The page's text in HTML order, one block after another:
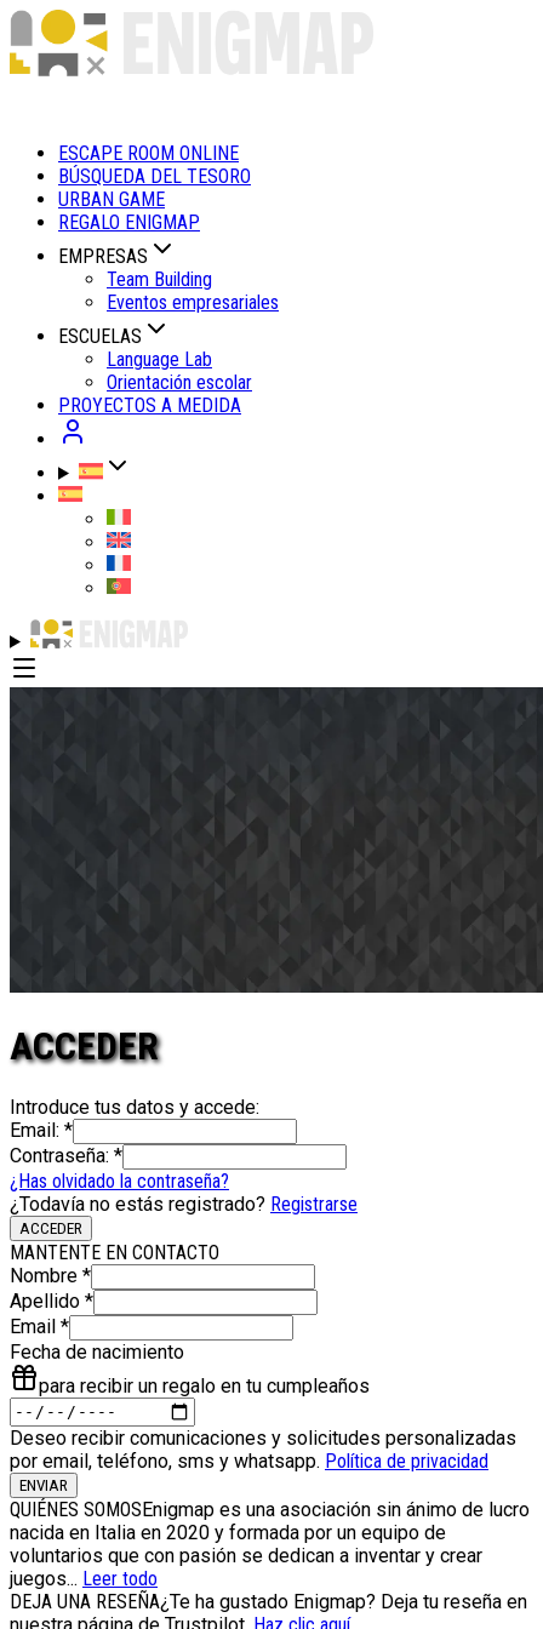
ESCAPE ROOM ONLINE
BÚSQUEDA DEL TESORO
URBAN GAME
REGALO ENIGMAP
EMPRESAS
Team Building
Eventos empresariales
ESCUELAS
Language Lab
Orientación escolar
PROYECTOS A MEDIDA
ACCEDER
Introduce tus datos y accede:
Email: *
Contraseña: *
¿Has olvidado la contraseña?
¿Todavía no estás registrado? Registrarse
ACCEDER
MANTENTE EN CONTACTO
Nombre *
Apellido *
Email *
Fecha de nacimiento
para recibir un regalo en tu cumpleaños
Deseo recibir comunicaciones y solicitudes personalizadas
por email, teléfono, sms y whatsapp. Política de privacidad
ENVIAR
QUIÉNES SOMOSEnigmap es una asociación sin ánimo de lucro
nacida en Italia en 2020 y formada por un equipo de
voluntarios que con pasión se dedican a inventar y crear
juegos... Leer todo
DEJA UNA RESEÑA¿Te ha gustado Enigmap? Deja tu reseña en
nuestra página de Trustpilot. Haz clic aquí